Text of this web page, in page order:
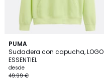
PUMA
Sudadera con capucha, LOGO
ESSENTIEL
desde
49.99 €
5
Colores